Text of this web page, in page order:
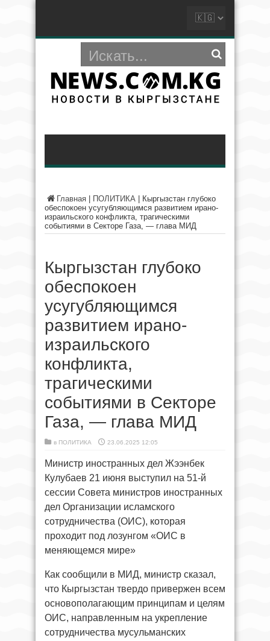
Главная ПОЛИТИКА
Кыргызстан глубоко
обеспокоен усугубляющимся развитием ирано-
израильского конфликта, трагическими
событиями в Секторе Газа, — глава МИД
Кыргызстан глубоко
обеспокоен
усугубляющимся
развитием ирано-
израильского
конфликта,
трагическими
событиями в Секторе
Газа, — глава МИД
в ПОЛИТИКА 23.06.2025 12:05
Министр иностранных дел Жээнбек
Кулубаев 21 июня выступил на 51-й
сессии Совета министров иностранных
дел Организации исламского
сотрудничества (ОИС), которая
проходит под лозунгом «ОИС в
меняющемся мире»
Как сообщили в МИД, министр сказал,
что Кыргызстан твердо привержен всем
основополагающим принципам и целям
ОИС, направленным на укрепление
сотрудничества мусульманских